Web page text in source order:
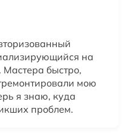
на
Мастера быстро,
мою
я знаю, куда
проблем.